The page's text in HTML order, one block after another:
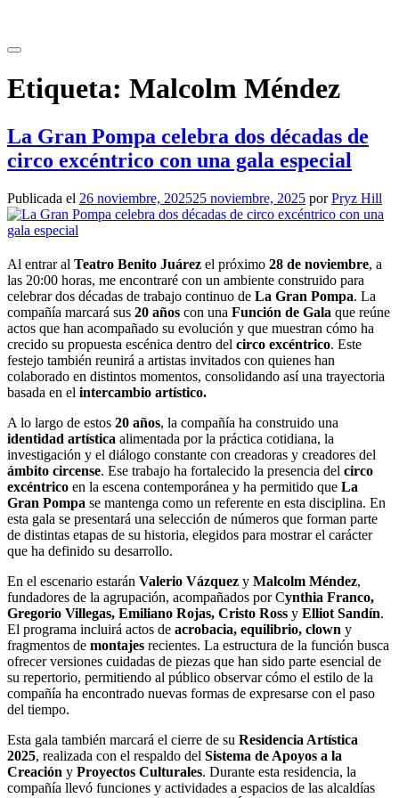
contenido
Etiqueta: Malcolm Méndez
La Gran Pompa celebra dos décadas de
circo excéntrico con una gala especial
Publicada el 26 noviembre, 202525 noviembre, 2025 porPryz Hill
Al entrar al Teatro Benito Juárez el próximo 28 de noviembre, a
las 20:00 horas, me encontraré con un ambiente construido para
celebrar dos décadas de trabajo continuo de La Gran Pompa. La
compañía marcará sus 20 años con una Función de Gala que reúne
actos que han acompañado su evolución y que muestran cómo ha
crecido su propuesta escénica dentro del circo excéntrico. Este
festejo también reunirá a artistas invitados con quienes han
colaborado en distintos momentos, consolidando así una trayectoria
basada en el intercambio artístico.
A lo largo de estos 20 años, la compañía ha construido una
identidad artística alimentada por la práctica cotidiana, la
investigación y el diálogo constante con creadoras y creadores del
ámbito circense. Ese trabajo ha fortalecido la presencia del circo
excéntrico en la escena contemporánea y ha permitido que La
Gran Pompa se mantenga como un referente en esta disciplina. En
esta gala se presentará una selección de números que forman parte
de distintas etapas de su historia, elegidos para mostrar el carácter
que ha definido su desarrollo.
En el escenario estarán Valerio Vázquez y Malcolm Méndez,
fundadores de la agrupación, acompañados por Cynthia Franco,
Gregorio Villegas, Emiliano Rojas, Cristo Ross y Elliot Sandín.
El programa incluirá actos de acrobacia, equilibrio, clown y
fragmentos de montajes recientes. La estructura de la función busca
ofrecer versiones cuidadas de piezas que han sido parte esencial de
su repertorio, permitiendo al público observar cómo el estilo de la
compañía ha encontrado nuevas formas de expresarse con el paso
del tiempo.
Esta gala también marcará el cierre de su Residencia Artística
2025, realizada con el respaldo del Sistema de Apoyos a la
Creación y Proyectos Culturales. Durante esta residencia, la
compañía llevó funciones y actividades a espacios de las alcaldías